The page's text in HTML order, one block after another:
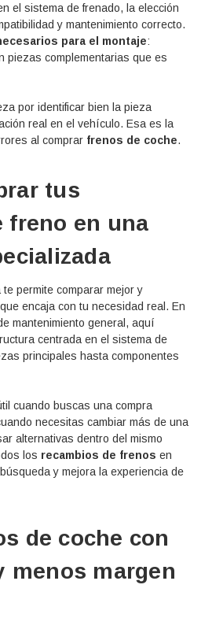
el sistema de frenado, la elección
y mantenimiento correcto.
para el montaje:
piezas complementarias que es
por identificar bien la pieza
real en el vehículo. Esa es la
al comprar frenos de coche.
tus
freno en una
permite comparar mejor y
encaja con tu necesidad real. En
mantenimiento general, aquí
centrada en el sistema de
principales hasta componentes
cuando buscas una compra
necesitas cambiar más de una
alternativas dentro del mismo
los recambios de frenos en
y mejora la experiencia de
de coche con
menos margen